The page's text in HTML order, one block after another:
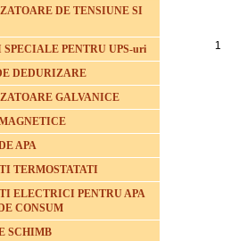
DE TENSIUNE SI
PENTRU UPS-uri
DEDURIZARE
GALVANICE
APA
TERMOSTATATI
ELECTRICI PENTRU APA
CONSUM
SCHIMB